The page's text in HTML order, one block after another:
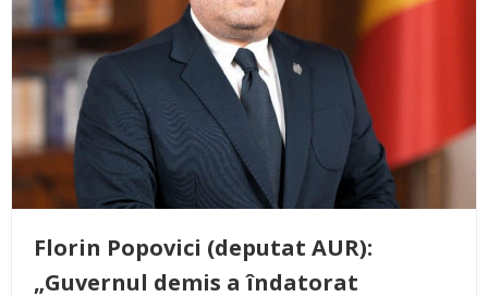
Florin Popovici (deputat AUR):
„Guvernul demis a îndatorat